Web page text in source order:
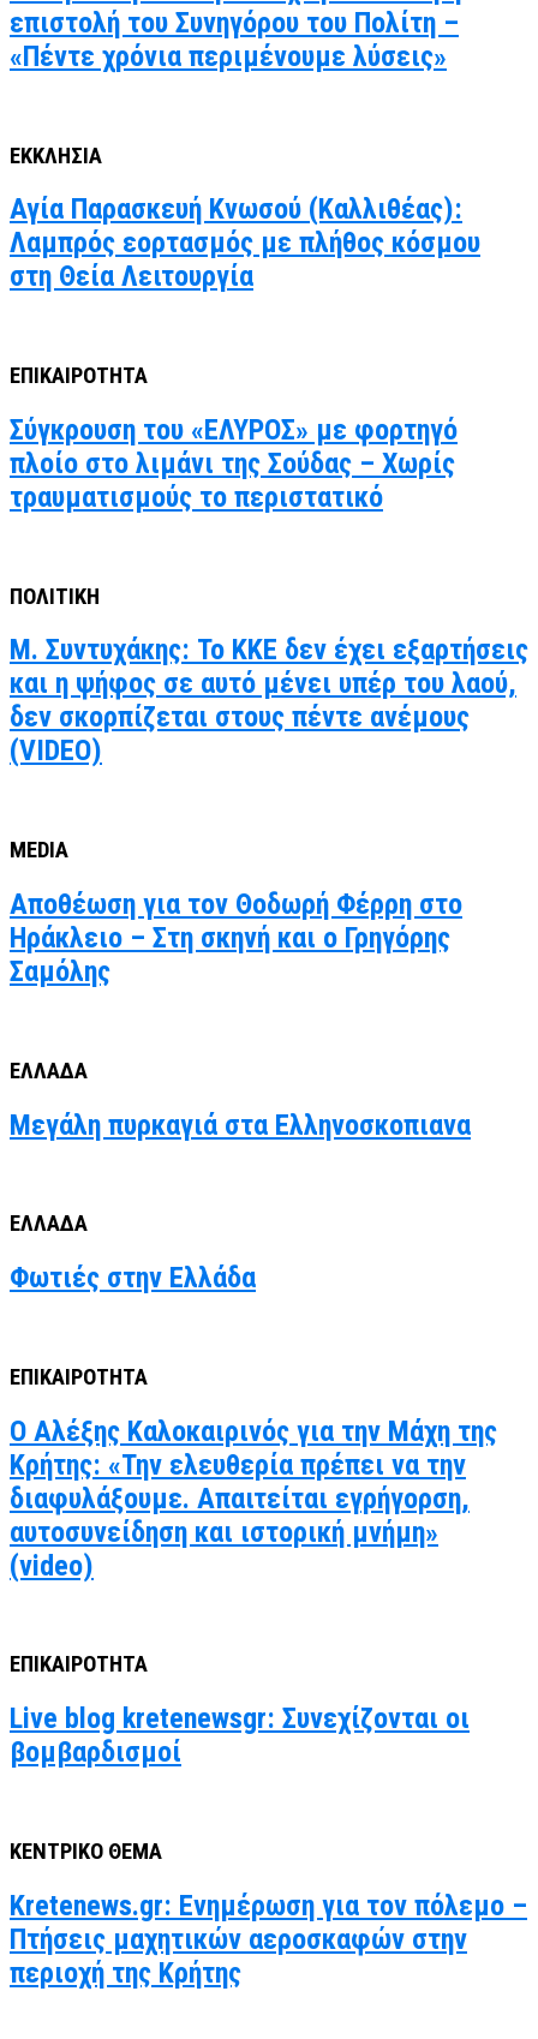
επιστολή του Συνηγόρου του Πολίτη –
«Πέντε χρόνια περιμένουμε λύσεις»
ΕΚΚΛΗΣΙΑ
Αγία Παρασκευή Κνωσού (Καλλιθέας):
Λαμπρός εορτασμός με πλήθος κόσμου
στη Θεία Λειτουργία
ΕΠΙΚΑΙΡΟΤΗΤΑ
Σύγκρουση του «ΕΛΥΡΟΣ» με φορτηγό
πλοίο στο λιμάνι της Σούδας – Χωρίς
τραυματισμούς το περιστατικό
ΠΟΛΙΤΙΚΗ
Μ. Συντυχάκης: Το ΚΚΕ δεν έχει εξαρτήσεις
και η ψήφος σε αυτό μένει υπέρ του λαού,
δεν σκορπίζεται στους πέντε ανέμους
(VIDEO)
MEDIA
Αποθέωση για τον Θοδωρή Φέρρη στο
Ηράκλειο – Στη σκηνή και ο Γρηγόρης
Σαμόλης
ΕΛΛΑΔΑ
Μεγάλη πυρκαγιά στα Ελληνοσκοπιανα
ΕΛΛΑΔΑ
Φωτιές στην Ελλάδα
ΕΠΙΚΑΙΡΟΤΗΤΑ
Ο Αλέξης Καλοκαιρινός για την Μάχη της
Κρήτης: «Την ελευθερία πρέπει να την
διαφυλάξουμε. Απαιτείται εγρήγορση,
αυτοσυνείδηση και ιστορική μνήμη»
(video)
ΕΠΙΚΑΙΡΟΤΗΤΑ
Live blog kretenewsgr: Συνεχίζονται οι
βομβαρδισμοί
ΚΕΝΤΡΙΚΟ ΘΕΜΑ
Kretenews.gr: Ενημέρωση για τον πόλεμο –
Πτήσεις μαχητικών αεροσκαφών στην
περιοχή της Κρήτης